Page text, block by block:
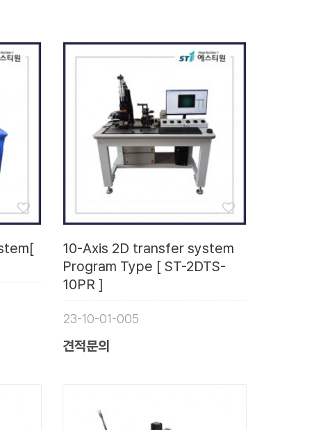
10-Axis 2D transfer system
Program Type [ ST-2DTS-
10PR ]
23-10-01-005
견적문의